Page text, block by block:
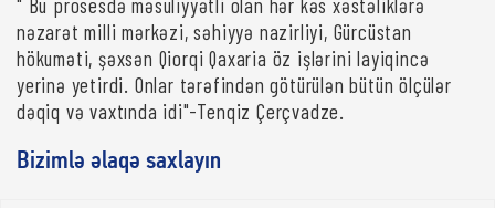
nəzarət milli mərkəzi, səhiyyə nazirliyi, Gürcüstan
hökuməti, şəxsən Qiorqi Qaxaria öz işlərini layiqincə
yerinə yetirdi. Onlar tərəfindən götürülən bütün ölçülər
dəqiq və vaxtında idi"-Tenqiz Çerçvadze.
Bizimlə əlaqə saxlayın